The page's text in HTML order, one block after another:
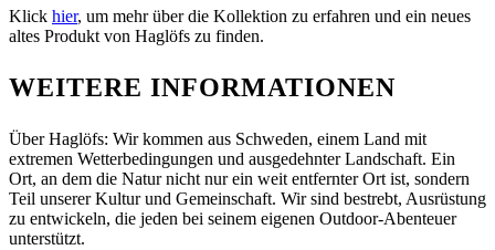
Klick hier, um mehr über die Kollektion zu erfahren und ein neues
altes Produkt von Haglöfs zu finden.
WEITERE INFORMATIONEN
Über Haglöfs: Wir kommen aus Schweden, einem Land mit
extremen Wetterbedingungen und ausgedehnter Landschaft. Ein
Ort, an dem die Natur nicht nur ein weit entfernter Ort ist, sondern
Teil unserer Kultur und Gemeinschaft. Wir sind bestrebt, Ausrüstung
zu entwickeln, die jeden bei seinem eigenen Outdoor-Abenteuer
unterstützt.